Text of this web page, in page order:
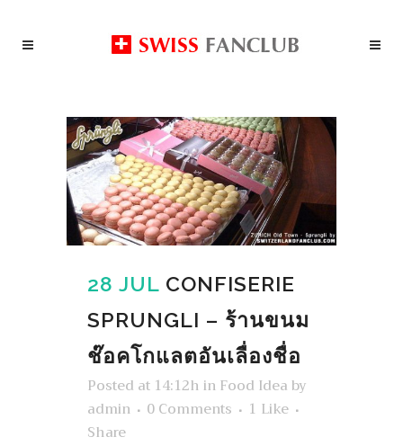
28 JUL CONFISERIE
SPRUNGLI – ร้านขนม
ช๊อคโกแลตอันเลื่องชื่อ
Posted at 14:12hinFood Idea by
admin
0 Comments 1 Like
Share